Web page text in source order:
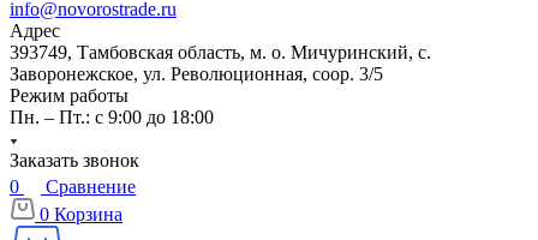
info@novorostrade.ru
Адрес
393749, Тамбовская область, м. о. Мичуринский, с.
Заворонежское, ул. Революционная, соор. 3/5
Режим работы
Пн. – Пт.: с 9:00 до 18:00
Заказать звонок
0
Сравнение
0 Корзина